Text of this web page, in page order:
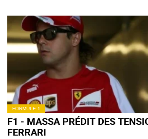
FORMULE 1
F1 - MASSA PRÉDIT DES
FERRARI